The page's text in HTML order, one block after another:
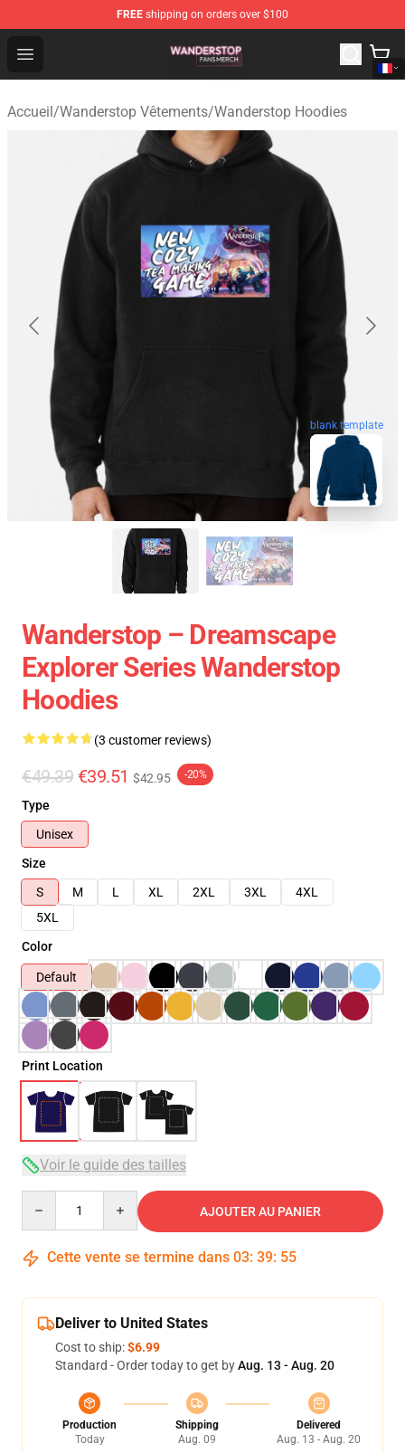
FREE shipping on orders over $100
Open menu
Wanderstop Shop - Official Wanderstop Merchandise
Accueil/Wanderstop Vêtements/Wanderstop Hoodies
blank template
Wanderstop – Dreamscape
Explorer Series Wanderstop
Hoodies
(3 customer reviews)
€49.39 €39.51 $42.95 -20%
Type
Unisex
Size
S
M L XL 2XL 3XL
4XL
5XL
Color
Default
Print Location
Voir le guide des tailles
AJOUTER AU PANIER
Cette vente se termine dans 03: 39: 54
Deliver to United States
Cost to ship:$6.99
Standard - Order today to get byAug. 13 - Aug. 20
Production
Today
Shipping
Aug. 09
Delivered
Aug. 13 - Aug. 20